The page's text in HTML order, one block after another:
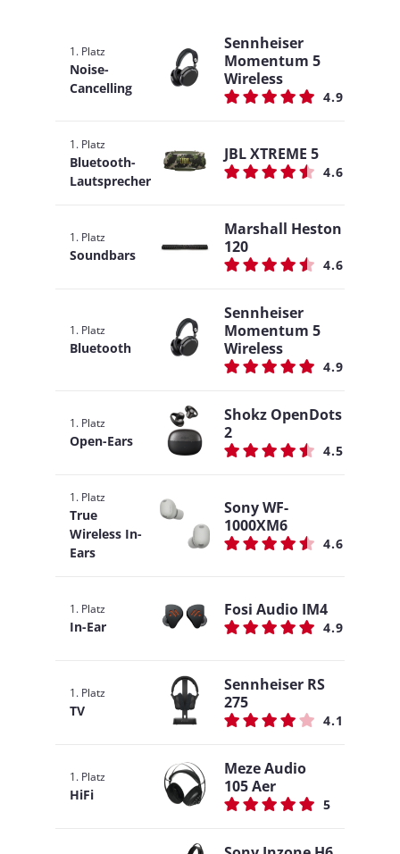
1. Platz
Noise-
Cancelling
Sennheiser
Momentum 5
Wireless
4.9
1. Platz
Bluetooth-
Lautsprecher
JBL XTREME 5
4.6
1. Platz
Soundbars
Marshall Heston
120
4.6
1. Platz
Bluetooth
Sennheiser
Momentum 5
Wireless
4.9
1. Platz
Open-Ears
Shokz OpenDots
2
4.5
1. Platz
True
Wireless In-
Ears
Sony WF-
1000XM6
4.6
1. Platz
In-Ear
Fosi Audio IM4
4.9
1. Platz
TV
Sennheiser RS
275
4.1
1. Platz
HiFi
Meze Audio
105 Aer
5